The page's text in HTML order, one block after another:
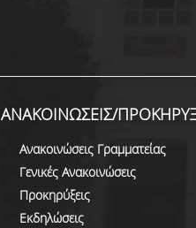
ΑΝΑΚΟΙΝΩΣΕΙΣ/
Ανακοινώσεις Γραμματείας
Γενικές Ανακοινώσεις
Προκηρύξεις
Εκδηλώσεις